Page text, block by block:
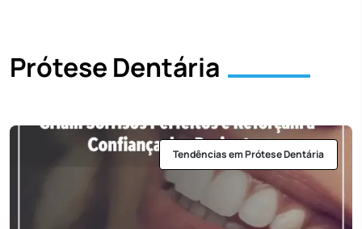
Prótese Dentária
Tendências em Prótese Dentária